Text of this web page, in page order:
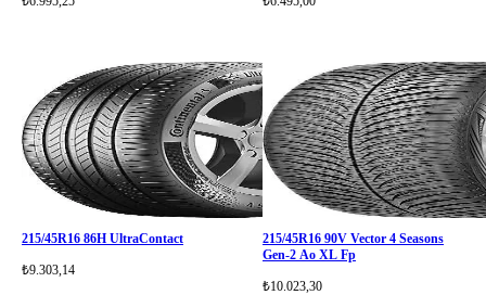
215/45R16 86H UltraContact
₺9.303,14
215/45R16 90V Vector 4 Seasons
Gen-2 Ao XL Fp
₺10.023,30